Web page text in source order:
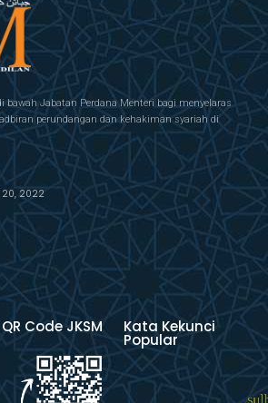
bawah Jabatan Perdana Menteri bagi menyelaras
perundangan dan kehakiman syariah di
2022
QR Code JKSM Kata Kekunci
Popular